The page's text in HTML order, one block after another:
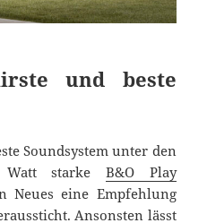
und beste
Soundsystem unter den
Watt starke B&O Play
Neues eine Empfehlung
Ansonsten lässt